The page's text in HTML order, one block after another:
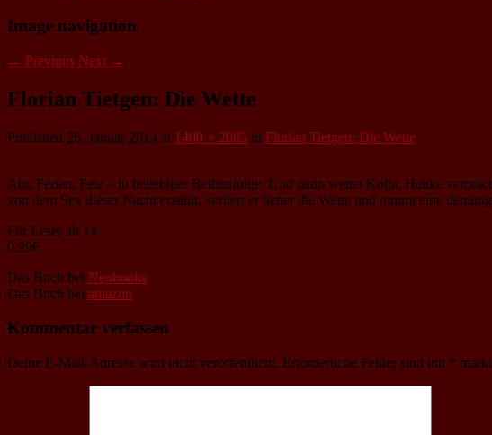
Image navigation
← Previous Next →
Florian Tietgen: Die Wette
Published 26. Januar 2014 at 1400 × 2085 in Florian Tietgen: Die Wette
Abi, Ferien, Fete – in beliebiger Reihenfolge. Und dann wettet Kolja, Hauke
von dem Sex dieser Nacht erzählt, verliert er lieber die Wette und nimmt eine
Für Leser ab 14
0,99€
Das Buch bei Neobooks
Das Buch bei amazon
Kommentar verfassen
Deine E-Mail-Adresse wird nicht veröffentlicht. Erforderliche Felder sind mit *